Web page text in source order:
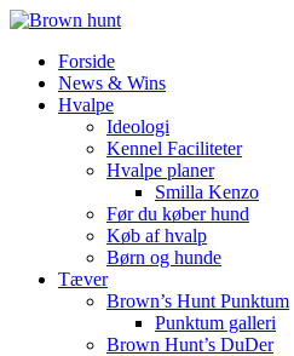
Forside
News & Wins
Hvalpe
Ideologi
Kennel Faciliteter
Hvalpe planer
Smilla Kenzo
Før du køber hund
Køb af hvalp
Børn og hunde
Tæver
Brown’s Hunt Punktum
Punktum galleri
Brown Hunt’s DuDer